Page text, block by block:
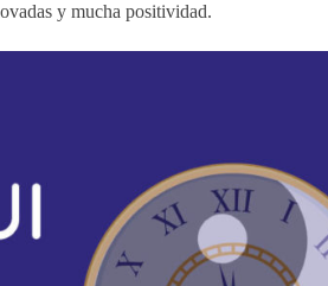
y mucha positividad.